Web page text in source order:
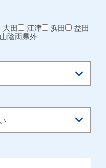
大田 江津 浜田
益田
山陰両県外